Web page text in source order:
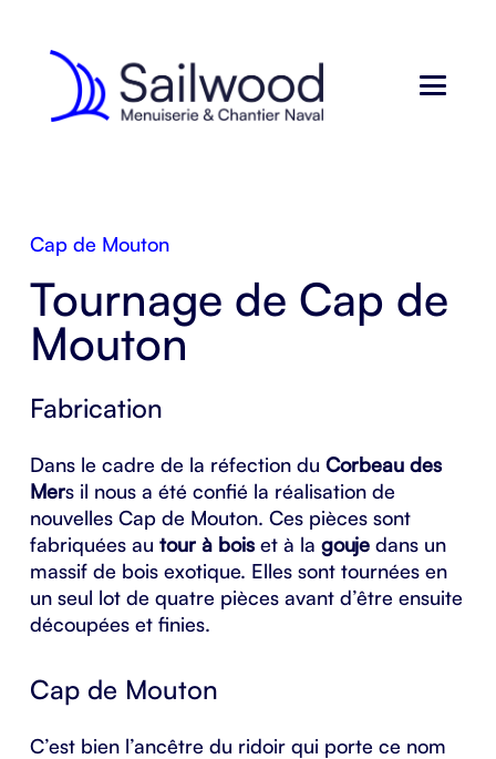
Cap de Mouton
Tournage de Cap de
Mouton
Fabrication
Dans le cadre de la réfection du Corbeau des
Mers il nous a été confié la réalisation de
nouvelles Cap de Mouton. Ces pièces sont
fabriquées au tour à bois et à la gouje dans un
massif de bois exotique. Elles sont tournées en
un seul lot de quatre pièces avant d’être ensuite
découpées et finies.
Cap de Mouton
C’est bien l’ancêtre du ridoir qui porte ce nom